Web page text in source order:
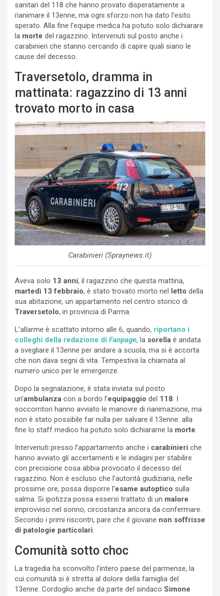
sanitari del 118 che hanno provato disperatamente a
rianimare il 13enne, ma ogni sforzo non ha dato l’esito
sperato. Alla fine l’equipe medica ha potuto solo dichiarare
la morte del ragazzino. Intervenuti sul posto anche i
carabinieri che stanno cercando di capire quali siano le
cause del decesso.
Traversetolo, dramma in
mattinata: ragazzino di 13 anni
trovato morto in casa
Carabinieri (Spraynews.it)
Aveva solo 13 anni, il ragazzino che questa mattina,
martedì 13 febbraio, è stato trovato morto nel letto della
sua abitazione, un appartamento nel centro storico di
Traversetolo, in provincia di Parma.
L’allarme è scattato intorno alle 6, quando, riportano i
colleghi della redazione di Fanpage, la sorella è andata
a svegliare il 13enne per andare a scuola, ma si è accorta
che non dava segni di vita. Tempestiva la chiamata al
numero unico per le emergenze.
Dopo la segnalazione, è stata inviata sul posto
un’ambulanza con a bordo l’equipaggio del 118. I
soccorritori hanno avviato le manovre di rianimazione, ma
non è stato possibile far nulla per salvare il 13enne: alla
fine lo staff medico ha potuto solo dichiararne la morte.
Intervenuti presso l’appartamento anche i carabinieri che
hanno avviato gli accertamenti e le indagini per stabilire
con precisione cosa abbia provocato il decesso del
ragazzino. Non è escluso che l’autorità giudiziaria, nelle
prossime ore, possa disporre l’esame autoptico sulla
salma. Si ipotizza possa essersi trattato di un malore
improvviso nel sonno, circostanza ancora da confermare.
Secondo i primi riscontri, pare che il giovane non soffrisse
di patologie particolari.
Comunità sotto choc
La tragedia ha sconvolto l’intero paese del parmense, la
cui comunità si è stretta al dolore della famiglia del
13enne. Cordoglio anche da parte del sindaco Simone